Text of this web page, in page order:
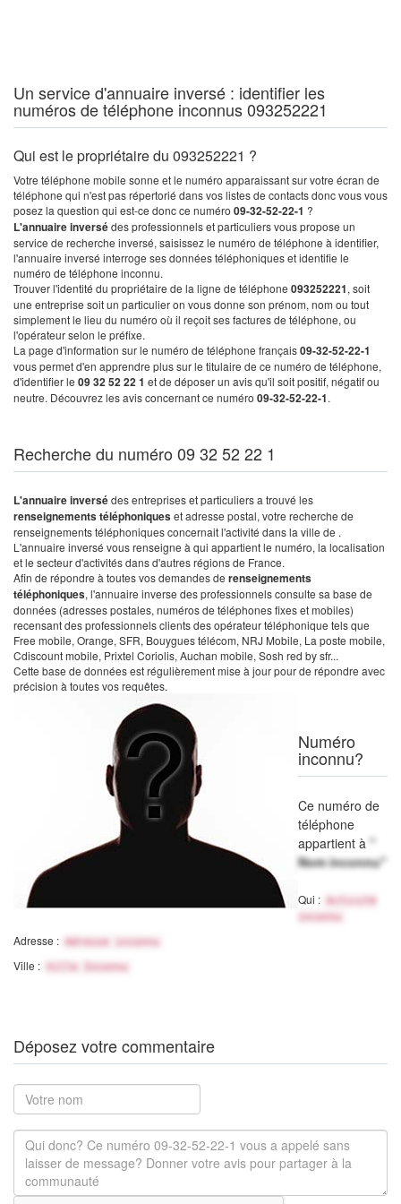
Un service d'annuaire inversé : identifier les
numéros de téléphone inconnus 093252221
Qui est le propriétaire du 093252221 ?
Votre téléphone mobile sonne et le numéro apparaissant sur votre écran de
téléphone qui n'est pas répertorié dans vos listes de contacts donc vous vous
posez la question qui est-ce donc ce numéro 09-32-52-22-1 ?
L'annuaire inversédes professionnels et particuliers vous propose un
service de recherche inversé, saisissez le numéro de téléphone à identifier,
l'annuaire inversé interroge ses données téléphoniques et identifie le
numéro de téléphone inconnu.
Trouver l'identité du propriétaire de la ligne de téléphone 093252221, soit
une entreprise soit un particulier on vous donne son prénom, nom ou tout
simplement le lieu du numéro où il reçoit ses factures de téléphone, ou
l'opérateur selon le préfixe.
La page d'information sur le numéro de téléphone français09-32-52-22-1
vous permet d'en apprendre plus sur le titulaire de ce numéro de téléphone,
d'identifier le 09 32 52 22 1 et de déposer un avis qu'il soit positif, négatif ou
neutre. Découvrez les avis concernant ce numéro 09-32-52-22-1.
Recherche du numéro 09 32 52 22 1
L'annuaire inversédes entreprises et particuliers a trouvé les
renseignements téléphoniqueset adresse postal, votre recherche de
renseignements téléphoniques concernait l'activité dans la ville de .
L'annuaire inversé vous renseigne à qui appartient le numéro, la localisation
et le secteur d'activités dans d'autres régions de France.
Afin de répondre à toutes vos demandes de renseignements
téléphoniques, l'annuaire inverse des professionnels consulte sa base de
données (adresses postales, numéros de téléphones fixes et mobiles)
recensant des professionnels clients des opérateur téléphonique tels que
Free mobile, Orange, SFR, Bouygues télécom, NRJ Mobile, La poste mobile,
Cdiscount mobile, Prixtel Coriolis, Auchan mobile, Sosh red by sfr...
Cette base de données est régulièrement mise à jour pour de répondre avec
précision à toutes vos requêtes.
Numéro
inconnu?
Ce numéro de
téléphone
appartient à "
Nom inconnu"
Qui :
Activité
inconnu
Adresse : Adresse inconnu
Ville : Ville Inconnu
Déposez votre commentaire